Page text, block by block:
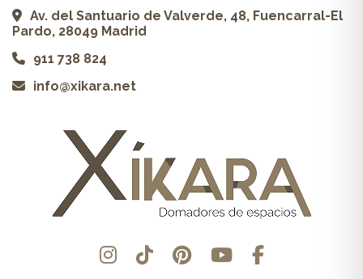
Av. del Santuario de Valverde, 48, Fuencarral-El
Pardo, 28049 Madrid
911 738 824
info@xikara.net